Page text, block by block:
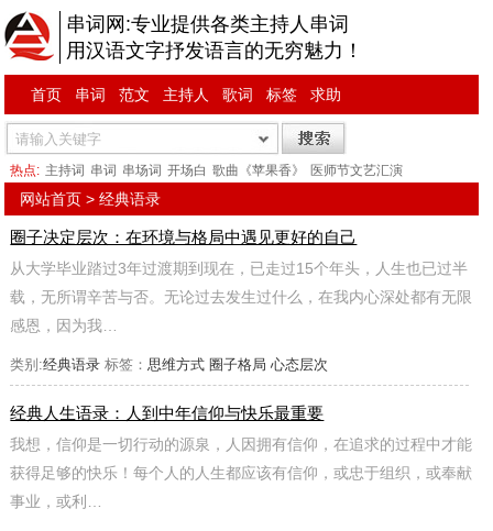
串词网:专业提供各类主持人串词
用汉语文字抒发语言的无穷魅力！
首页 串词 范文 主持人 歌词 标签 求助
热点: 主持词 串词 串场词 开场白 歌曲《苹果香》 医师节文艺汇演
网站首页 >经典语录
圈子决定层次：在环境与格局中遇见更好的自己
从大学毕业踏过3年过渡期到现在，已走过15个年头，人生也已过半
载，无所谓辛苦与否。无论过去发生过什么，在我内心深处都有无限
感恩，因为我…
类别:经典语录 标签：思维方式 圈子格局 心态层次
经典人生语录：人到中年信仰与快乐最重要
我想，信仰是一切行动的源泉，人因拥有信仰，在追求的过程中才能
获得足够的快乐！每个人的人生都应该有信仰，或忠于组织，或奉献
事业，或利…